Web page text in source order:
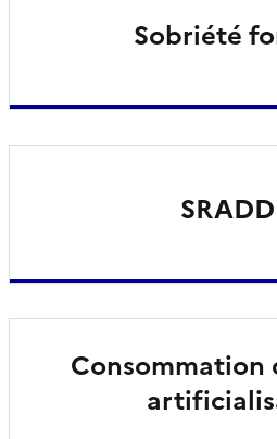
Sobriété
Consommation